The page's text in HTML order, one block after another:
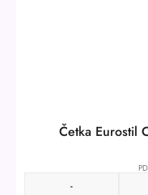
Četka Eurostil
-